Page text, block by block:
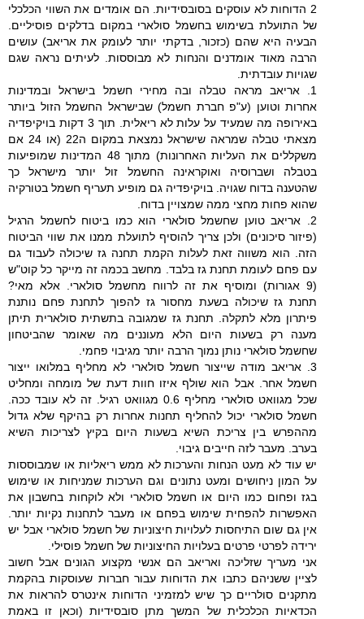
2 הדוחות לא עוסקים בסובסידיות. הם אומדים את השווי הכלכלי
של התועלת בשימוש בחשמל סולארי במקום בדלקים פוסיליים.
הבעיה היא שהם (כזכור, בדקתי יותר לעומק את אריאב) עושים
הרבה מאוד אומדנים והנחות לא מבוססות. לעיתים נראה שגם
שגויות עובדתית.
1. אריאב מראה טבלה ובה מחירי חשמל בישראל ובמדינות
אחרות וטוען (ע"פ חברת חשמל) שבישראל החשמל הזול ביותר
באירופה מה שמעיד על עלות לא ריאלית. תוך 3 דקות בויקיפדיה
מצאתי טבלה שמראה שישראל נמצאת במקום ה22 (או 24 אם
משקללים את העליות האחרונות) מתוך 48 המדינות שמופיעות
בטבלה ושברוסיה ואוקראינה החשמל זול יותר מישראל כך
שהטענה בדוח שגויה. בויקיפדיה גם מופיע תעריף חשמל בטורקיה
שהוא פחות מחצי ממה שמצויין בדוח.
2. אריאב טוען שחשמל סולארי הוא כמו ביטוח לחשמל הרגיל
(פיזור סיכונים) ולכן צריך להוסיף לתועלת ממנו את שווי הביטוח
הזה. הוא משווה זאת לעלות הקמת תחנה גז שיכולה לעבוד גם
עם פחם לעומת תחנת גז בלבד. מחשב בכמה זה מייקר כל קוט"ש
(9 אגורות) ומוסיף את זה לרווח מחשמל סולארי. אלא מאי?
תחנת גז שיכולה בשעת מחסור גז להפוך לתחנת פחם נותנת
פיתרון מלא לתקלה. תחנת גז שמגובה בתשתית סולארית תיתן
מענה רק בשעות היום הלא מעוננים מה שאומר שהביטחון
שחשמל סולארי נותן נמוך הרבה יותר מגיבוי פחמי.
3. אריאב מודה שייצור חשמל סולארי לא מחליף במלואו ייצור
חשמל אחר. אבל הוא שולף איזו חוות דעת של מומחה ומחליט
שכל מגוואט סולארי מחליף 0.6 מגוואט רגיל. זה לא עובד ככה.
חשמל סולארי יכול להחליף תחנות אחרות רק בהיקף שלא גדול
מההפרש בין צריכת השיא בשעות היום בקיץ לצריכות השיא
בערב. מעבר לזה חייבים גיבוי.
יש עוד לא מעט הנחות והערכות לא ממש ריאליות או שמבוססות
על המון ניחושים ומעט נתונים וגם הערכות שמניחות או שימוש
בגז ופחום כמו היום או חשמל סולארי ולא לוקחות בחשבון את
האפשרות להפחית שימוש בפחם או מעבר לתחנות נקיות יותר.
אין גם שום התיחסות לעלויות חיצוניות של חשמל סולארי אבל יש
ירידה לפרטי פרטים בעלויות החיצוניות של חשמל פוסילי.
אני מעריך שזליכה ואריאב הם אנשי מקצוע הגונים אבל חשוב
לציין ששניהם כתבו את הדוחות עבור חברות שעוסקות בהקמת
מתקנים סולריים כך שיש למזמיני הדוחות אינטרס להראות את
הכדאיות הכלכלית של המשך מתן סובסידיות (וכאן זו באמת